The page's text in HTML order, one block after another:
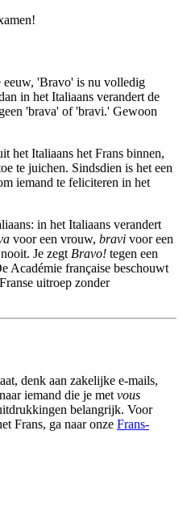
eeuw, 'Bravo' is nu volledig
in het Italiaans verandert de
'brava' of 'bravi.' Gewoon
het Italiaans het Frans binnen,
te juichen. Sindsdien is het een
iemand te feliciteren in het
in het Italiaans verandert
voor een vrouw, bravi voor een
Je zegt Bravo! tegen een
Académie française beschouwt
uitroep zonder
denk aan zakelijke e-mails,
iemand die je met vous
belangrijk. Voor
Frans, ga naar onze Frans-